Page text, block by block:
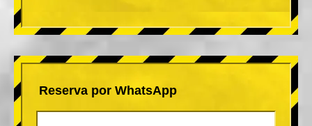
Reserva por WhatsApp